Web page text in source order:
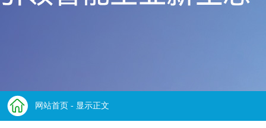
网站首页 - 显示正文